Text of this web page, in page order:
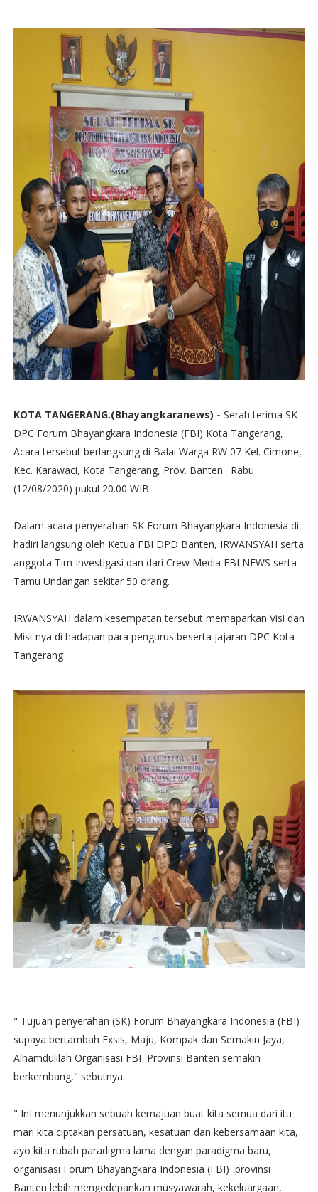
KOTA TANGERANG.(Bhayangkaranews) - Serah terima SK
DPC Forum Bhayangkara Indonesia (FBI) Kota Tangerang,
Acara tersebut berlangsung di Balai Warga RW 07 Kel. Cimone,
Kec. Karawaci, Kota Tangerang, Prov. Banten. Rabu
(12/08/2020) pukul 20.00 WIB.
Dalam acara penyerahan SK Forum Bhayangkara Indonesia di
hadiri langsung oleh Ketua FBI DPD Banten, IRWANSYAH serta
anggota Tim Investigasi dan dari Crew Media FBI NEWS serta
Tamu Undangan sekitar 50 orang.
IRWANSYAH dalam kesempatan tersebut memaparkan Visi dan
Misi-nya di hadapan para pengurus beserta jajaran DPC Kota
Tangerang
" Tujuan penyerahan (SK) Forum Bhayangkara Indonesia (FBI)
supaya bertambah Exsis, Maju, Kompak dan Semakin Jaya,
Alhamdulilah Organisasi FBI Provinsi Banten semakin
berkembang," sebutnya.
" InI menunjukkan sebuah kemajuan buat kita semua dari itu
mari kita ciptakan persatuan, kesatuan dan kebersamaan kita,
ayo kita rubah paradigma lama dengan paradigma baru,
organisasi Forum Bhayangkara Indonesia (FBI) provinsi
Banten lebih mengedepankan musyawarah, kekeluargaan,